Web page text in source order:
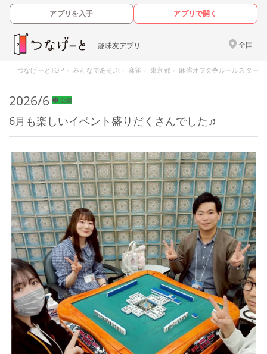
アプリを入手 アプリで開く
趣味友アプリ 全国
つなげーとTOP みんなであそぶ 麻雀 東京都 麻雀オフ会☘️ルールスターズ
2026/6 公開
6月も楽しいイベント盛りだくさんでした♬